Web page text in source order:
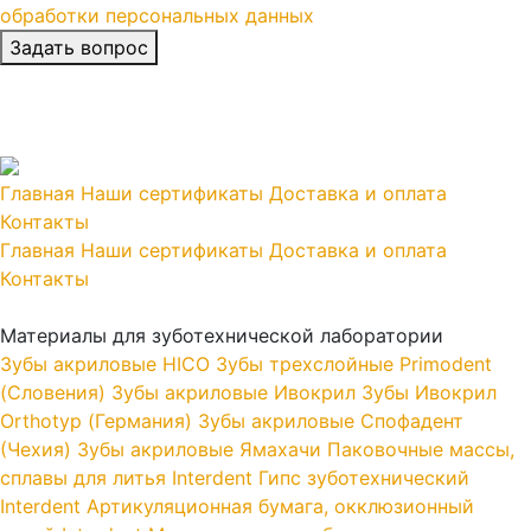
обработки персональных данных
Главная Наши сертификаты Доставка и оплата
Контакты
Главная Наши сертификаты Доставка и оплата
Контакты
Материалы для зуботехнической лаборатории
Зубы акриловые HICO Зубы трехслойные Primodent
(Словения) Зубы акриловые Ивокрил Зубы Ивокрил
Orthotyp (Германия) Зубы акриловые Спофадент
(Чехия) Зубы акриловые Ямахачи Паковочные массы,
сплавы для литья Interdent Гипс зуботехнический
Interdent Артикуляционная бумага, окклюзионный